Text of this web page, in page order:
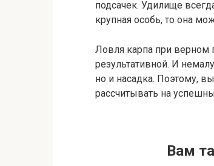
подсачек. Удилище
крупная особь, то она
Ловля карпа при верном
результативной. И
но и насадка. Поэтому,
рассчитывать на
Вам